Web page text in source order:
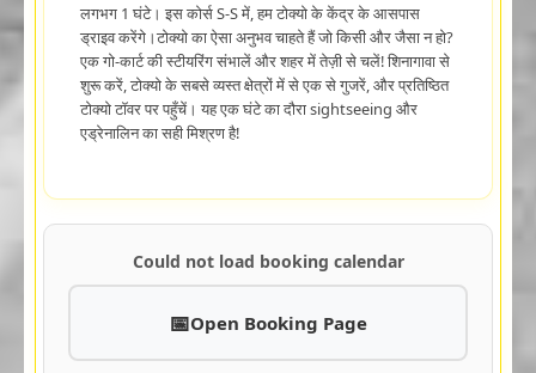
लगभग 1 घंटे। इस कोर्स S-S में, हम टोक्यो के केंद्र के आसपास
ड्राइव करेंगे।टोक्यो का ऐसा अनुभव चाहते हैं जो किसी और जैसा न हो?
एक गो-कार्ट की स्टीयरिंग संभालें और शहर में तेज़ी से चलें! शिनागावा से
शुरू करें, टोक्यो के सबसे व्यस्त क्षेत्रों में से एक से गुजरें, और प्रतिष्ठित
टोक्यो टॉवर पर पहुँचें। यह एक घंटे का दौरा sightseeing और
एड्रेनालिन का सही मिश्रण है!
Could not load booking calendar
Open Booking Page